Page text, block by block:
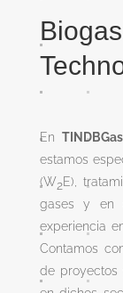
En
estamos
(W2E),
gases y en
experiencia
Contamos
de proyectos